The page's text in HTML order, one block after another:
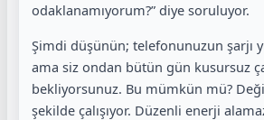
odaklanamıyorum?” diye soruluyor.
Şimdi düşünün; telefonunuzun şarjı
ama siz ondan bütün gün kusursuz
bekliyorsunuz. Bu mümkün mü?
şekilde çalışıyor. Düzenli enerji